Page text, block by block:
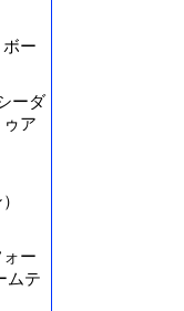
ボー
ーダ
ア
ォー
ムテ